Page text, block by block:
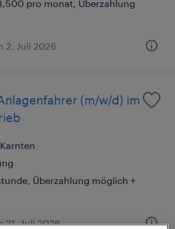
pro monat, Überzahlung
2. Juli 2026
(m/w/d) im
Überzahlung möglich +
21. Juli 2026